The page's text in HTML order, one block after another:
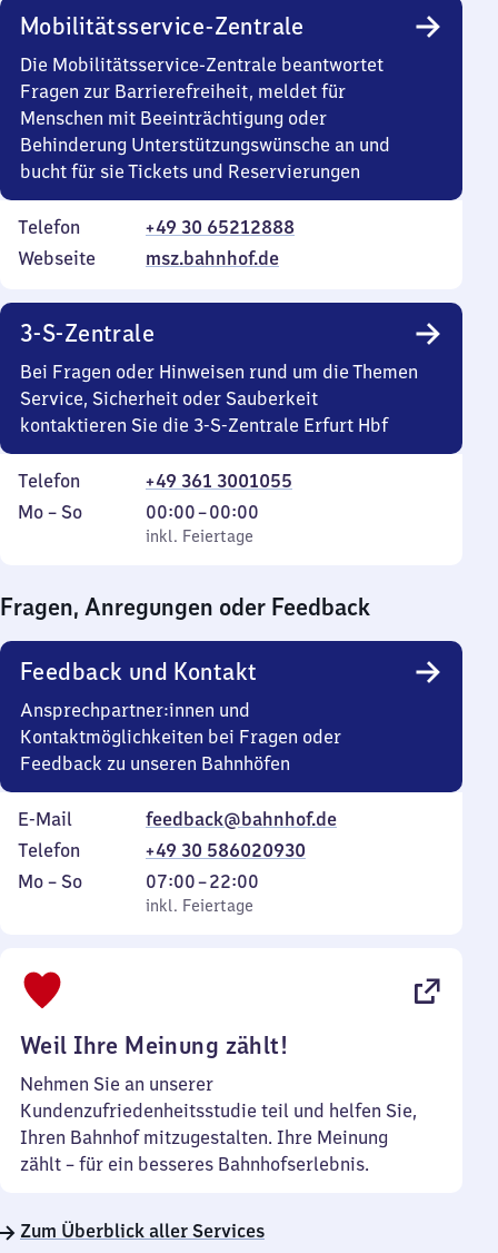
Mobilitätsservice-Zentrale
Die Mobilitätsservice-Zentrale beantwortet
Fragen zur Barrierefreiheit, meldet für
Menschen mit Beeinträchtigung oder
Behinderung Unterstützungswünsche an und
bucht für sie Tickets und Reservierungen
Telefon
+49 30 65212888
Webseite
msz.bahnhof.de
3-S-Zentrale
Bei Fragen oder Hinweisen rund um die Themen
Service, Sicherheit oder Sauberkeit
kontaktieren Sie die 3-S-Zentrale Erfurt Hbf
Telefon
+49 361 3001055
Montag
Mo – So,
inkl. Feiertage
00:00–00:00
Von
0
0
Uhr
inkl. Feiertage
Fragen, Anregungen oder Feedback
Feedback und Kontakt
Ansprechpartner:innen und
Kontaktmöglichkeiten bei Fragen oder
Feedback zu unseren Bahnhöfen
E-Mail
feedback@bahnhof.de
Telefon
+49 30 586020930
Montag
Mo – So,
inkl. Feiertage
07:00–22:00
Von
7
inkl. Feiertage
Weil Ihre Meinung zählt!
Nehmen Sie an unserer
Kundenzufriedenheitsstudie teil und helfen Sie,
Ihren Bahnhof mitzugestalten. Ihre Meinung
zählt – für ein besseres Bahnhofserlebnis.
Zum Überblick aller Services